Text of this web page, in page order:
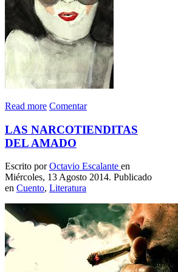
Read more Comentar
LAS NARCOTIENDITAS
DEL AMADO
Escrito porOctavio Escalante en
Miércoles, 13 Agosto 2014. Publicado
en Cuento, Literatura